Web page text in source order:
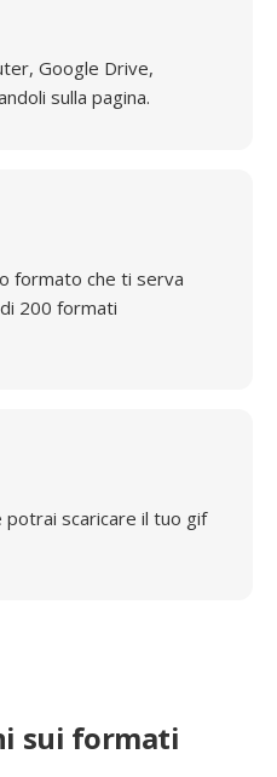
Google Drive,
sulla pagina.
formato che ti serva
200 formati
potrai scaricare il tuo gif
sui formati